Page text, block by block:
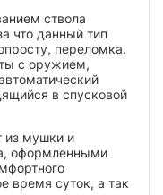
ствола
что данный тип
переломка.
с оружием,
в спусковой
из мушки и
оформленными
время суток, а так